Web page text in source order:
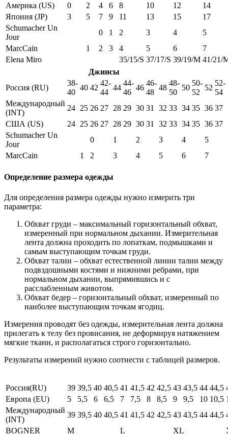
Америка (US)
0 2 4 6 8 10 12
14
Япония (JP)
3 5 7 9 11 13 15
17
Schumacher Un
Jour
0 1 2 3 4
5
MarcCain
1 2 3 4 5 6
7
Elena Miro
35/15/S 37/17/S 39/19/M 41/21/
Джинсы
Россия (RU)
38-
40
40 42
42-
44
44
44-
46
46
46-
48
48
48-
50
50
50-
52
52
52-
54
Международный
(INT)
24 25 26 27 28 29 30 31 32 33 34 35 36 37
США (US)
24 25 26 27 28 29 30 31 32 33 34 35 36 37
Schumacher Un
Jour
0 1 2 3 4
5
MarcCain
1 2 3 4 5 6 7
Определение размера одежды
Для определения размера одежды нужно измерить три
параметра:
Обхват груди – максимальный горизонтальный обхват,
измеренный при нормальном дыхании. Измерительная
лента должна проходить по лопаткам, подмышками и
самым выступающим точкам груди.
Обхват талии – обхват естественной линии талии между
подвздошными костями и нижними ребрами, при
нормальном дыхании, выпрямившись и с
расслабленным животом.
Обхват бедер – горизонтальный обхват, измеренный по
наиболее выступающим точкам ягодиц.
Измерения проводят без одежды, измерительная лента должна
прилегать к телу без провисания, не деформируя натяжением
мягкие ткани, и располагаться строго горизонтально.
Результаты измерений нужно соотнести с таблицей размеров.
Россия(RU) 39 39,5 40 40,5 41 41,5 42 42,5 43 43,5 44 44,5
Европа (EU)
5 5,5 6 6,5 7 7,5 8 8,5 9 9,5 10 10,5
Международный
(INT)
39 39,5 40 40,5 41 41,5 42 42,5 43 43,5 44 44,5
BOGNER
M L XL